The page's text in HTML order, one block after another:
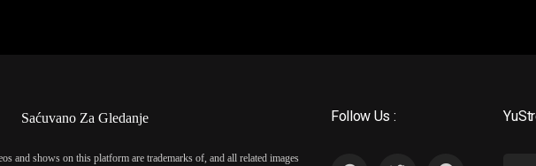
Saćuvano Za Gledanje
and shows on this platform are trademarks of, and all related images
Follow Us :